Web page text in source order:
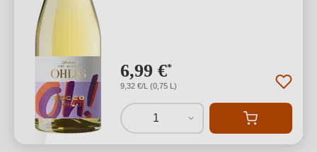
6,99 €*
9,32 €/L (0,75 L)
1